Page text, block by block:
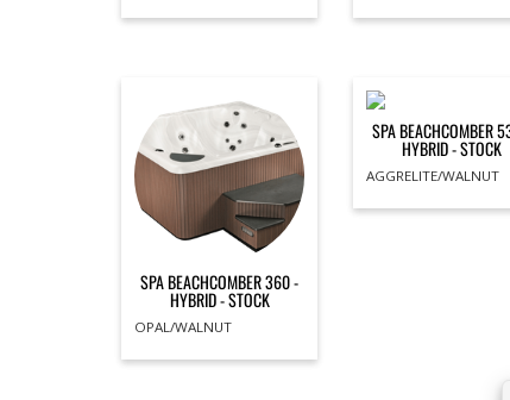
SPA BEACHCOMBER 360 -
HYBRID - STOCK
OPAL/WALNUT
SPA BEACHCOMBER
HYBRID - STOCK
AGGRELITE/WALNUT